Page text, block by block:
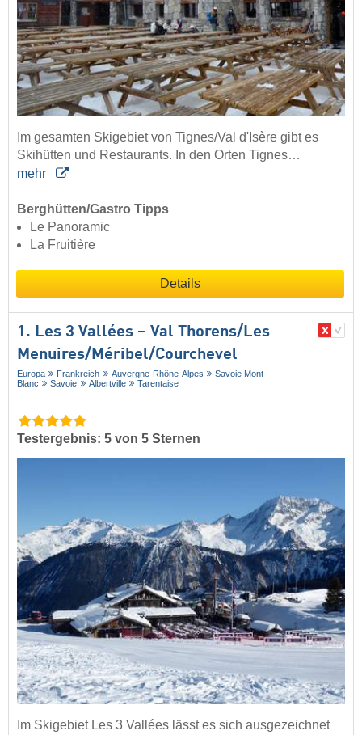
Im gesamten Skigebiet von Tignes/Val d'Isère gibt es
Skihütten und Restaurants. In den Orten Tignes…
mehr
Berghütten/Gastro Tipps
Le Panoramic
La Fruitière
Details
1. Les 3 Vallées – Val Thorens/​Les
Menuires/​Méribel/​Courchevel
Europa Frankreich Auvergne-Rhône-Alpes
Savoie Mont
Blanc
Savoie Albertville Tarentaise
Testergebnis: 5 von 5 Sternen
Im Skigebiet Les 3 Vallées lässt es sich ausgezeichnet